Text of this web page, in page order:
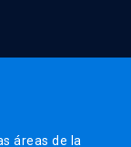
áreas de la